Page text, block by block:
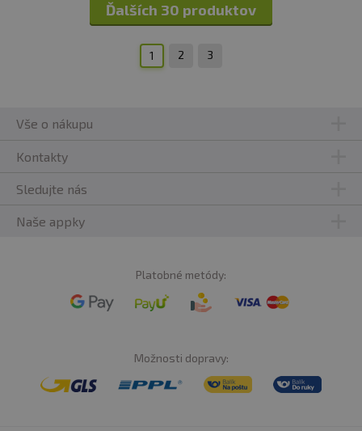
1 2 3
Ďalších 30 produktov
Vše o nákupu
Kontakty
Sledujte nás
Naše appky
Platobné metódy:
Možnosti dopravy: